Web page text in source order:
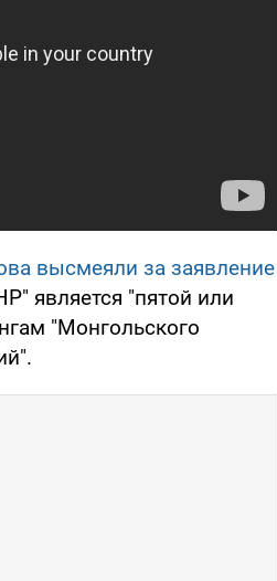
высмеяли за заявление
является "пятой или
"Монгольского